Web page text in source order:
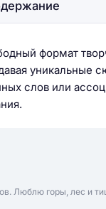
формат
слов или
Люблю горы, лес и